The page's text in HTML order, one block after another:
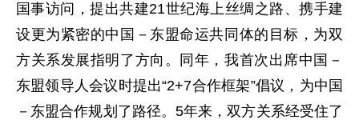
国事访问，提出共建21世纪海上丝绸之路、携手建
设更为紧密的中国－东盟命运共同体的目标，为双
方关系发展指明了方向。同年，我首次出席中国－
东盟领导人会议时提出“2+7合作框架”倡议，为中国
－东盟合作规划了路径。5年来，双方关系经受住了